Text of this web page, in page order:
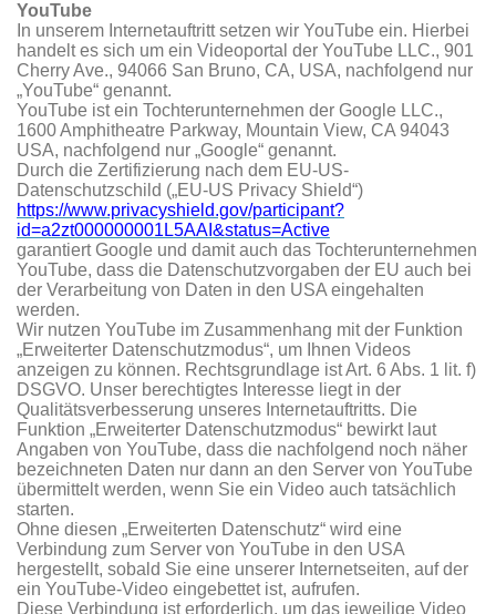
YouTube
In unserem Internetauftritt setzen wir YouTube ein. Hierbei
handelt es sich um ein Videoportal der YouTube LLC., 901
Cherry Ave., 94066 San Bruno, CA, USA, nachfolgend nur
„YouTube“ genannt.
YouTube ist ein Tochterunternehmen der Google LLC.,
1600 Amphitheatre Parkway, Mountain View, CA 94043
USA, nachfolgend nur „Google“ genannt.
Durch die Zertifizierung nach dem EU-US-
Datenschutzschild („EU-US Privacy Shield“)
https://www.privacyshield.gov/participant?
id=a2zt000000001L5AAI&status=Active
garantiert Google und damit auch das Tochterunternehmen
YouTube, dass die Datenschutzvorgaben der EU auch bei
der Verarbeitung von Daten in den USA eingehalten
werden.
Wir nutzen YouTube im Zusammenhang mit der Funktion
„Erweiterter Datenschutzmodus“, um Ihnen Videos
anzeigen zu können. Rechtsgrundlage ist Art. 6 Abs. 1 lit. f)
DSGVO. Unser berechtigtes Interesse liegt in der
Qualitätsverbesserung unseres Internetauftritts. Die
Funktion „Erweiterter Datenschutzmodus“ bewirkt laut
Angaben von YouTube, dass die nachfolgend noch näher
bezeichneten Daten nur dann an den Server von YouTube
übermittelt werden, wenn Sie ein Video auch tatsächlich
starten.
Ohne diesen „Erweiterten Datenschutz“ wird eine
Verbindung zum Server von YouTube in den USA
hergestellt, sobald Sie eine unserer Internetseiten, auf der
ein YouTube-Video eingebettet ist, aufrufen.
Diese Verbindung ist erforderlich, um das jeweilige Video